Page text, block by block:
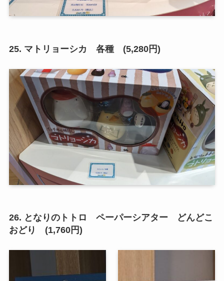
25. マトリョーシカ 各種 (5,280円)
26. となりのトトロ ペーパーシアター どんどこ
おどり (1,760円)